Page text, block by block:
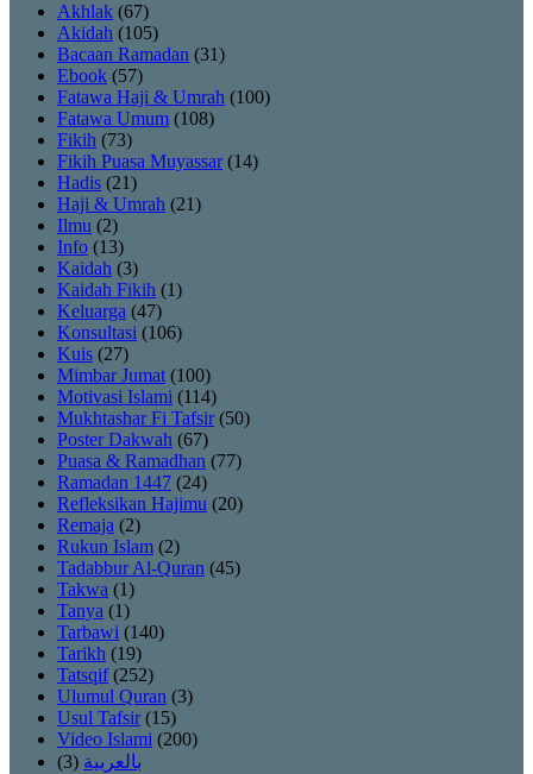
Akhlak (67)
Akidah (105)
Bacaan Ramadan (31)
Ebook (57)
Fatawa Haji & Umrah (100)
Fatawa Umum (108)
Fikih (73)
Fikih Puasa Muyassar (14)
Hadis (21)
Haji & Umrah (21)
Ilmu (2)
Info (13)
Kaidah (3)
Kaidah Fikih (1)
Keluarga (47)
Konsultasi (106)
Kuis (27)
Mimbar Jumat (100)
Motivasi Islami (114)
Mukhtashar Fi Tafsir (50)
Poster Dakwah (67)
Puasa & Ramadhan (77)
Ramadan 1447 (24)
Refleksikan Hajimu (20)
Remaja (2)
Rukun Islam (2)
Tadabbur Al-Quran (45)
Takwa (1)
Tanya (1)
Tarbawi (140)
Tarikh (19)
Tatsqif(252)
Ulumul Quran (3)
Usul Tafsir (15)
Video Islami (200)
بالعربية (3)